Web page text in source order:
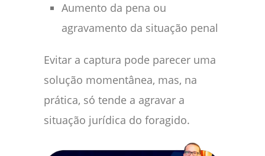
Aumento da pena ou
agravamento da situação penal
Evitar a captura pode parecer uma
solução momentânea, mas, na
prática, só tende a agravar a
situação jurídica do foragido.